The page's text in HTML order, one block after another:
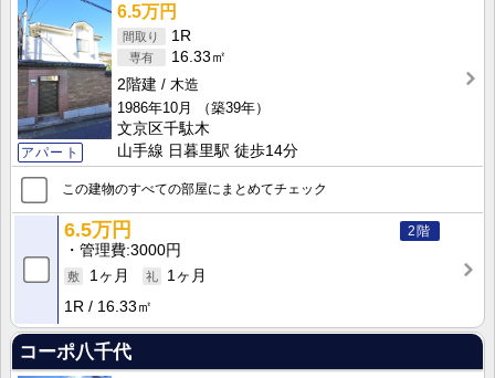
アパート
6.5万円
1R
16.33㎡
2階建
木造
1986年10月
（築39年）
文京区千駄木
山手線 日暮里駅 徒歩14分
この建物のすべての部屋にまとめてチェック
2階
6.5万円
管理費 3000円
1ヶ月
1ヶ月
1R
16.33㎡
コーポ八千代